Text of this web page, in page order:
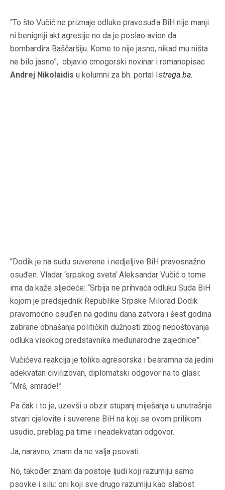
“To što Vučić ne priznaje odluke pravosuđa BiH nije manji
ni benigniji akt agresije no da je poslao avion da
bombardira Baščaršiju. Kome to nije jasno, nikad mu ništa
ne bilo jasno”, objavio crnogorski novinar i romanopisac
Andrej Nikolaidis u kolumni za bh. portal Istraga.ba.
“Dodik je na sudu suverene i nedjeljive BiH pravosnažno
osuđen. Vladar ‘srpskog sveta’ Aleksandar Vučić o tome
ima da kaže sljedeće: “Srbija ne prihvaća odluku Suda BiH
kojom je predsjednik Republike Srpske Milorad Dodik
pravomoćno osuđen na godinu dana zatvora i šest godina
zabrane obnašanja političkih dužnosti zbog nepoštovanja
odluka visokog predstavnika međunarodne zajednice”.
Vučićeva reakcija je toliko agresorska i besramna da jedini
adekvatan civilizovan, diplomatski odgovor na to glasi:
“Mrš, smrade!”
Pa čak i to je, uzevši u obzir stupanj miješanja u unutrašnje
stvari cjelovite i suverene BiH na koji se ovom prilikom
usudio, preblag pa time i neadekvatan odgovor.
Ja, naravno, znam da ne valja psovati.
No, također znam da postoje ljudi koji razumiju samo
psovke i silu: oni koji sve drugo razumiju kao slabost.